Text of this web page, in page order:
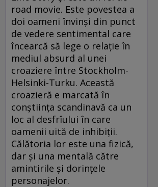
road movie. Este povestea a
doi oameni învinşi din punct
de vedere sentimental care
încearcă să lege o relaţie în
mediul absurd al unei
croaziere între Stockholm-
Helsinki-Turku. Această
croazieră e marcată în
conştiinţa scandinavă ca un
loc al desfrîului în care
oamenii uită de inhibiţii.
Călătoria lor este una fizică,
dar şi una mentală către
amintirile şi dorinţele
personajelor.